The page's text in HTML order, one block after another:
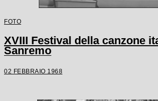
FOTO
XVIII Festival della canzone
Sanremo
02 FEBBRAIO 1968